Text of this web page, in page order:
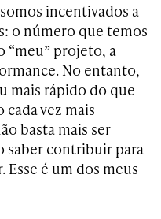
incentivados a
o número que temos
“meu” projeto, a
No entanto,
mais rápido do que
cada vez mais
basta mais ser
saber contribuir para
é um dos meus